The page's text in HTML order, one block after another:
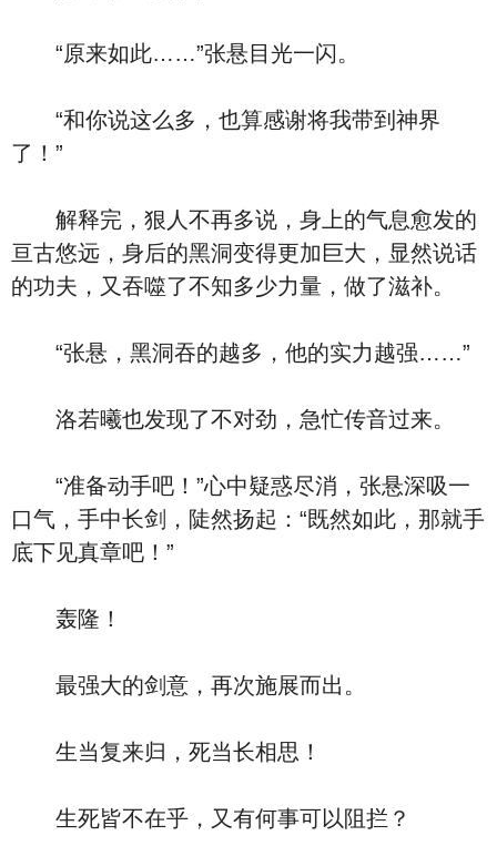
“原来如此……”张悬目光一闪。
“和你说这么多，也算感谢将我带到神界
了！”
解释完，狠人不再多说，身上的气息愈发的
亘古悠远，身后的黑洞变得更加巨大，显然说话
的功夫，又吞噬了不知多少力量，做了滋补。
“张悬，黑洞吞的越多，他的实力越强……”
洛若曦也发现了不对劲，急忙传音过来。
“准备动手吧！”心中疑惑尽消，张悬深吸一
口气，手中长剑，陡然扬起：“既然如此，那就手
底下见真章吧！”
轰隆！
最强大的剑意，再次施展而出。
生当复来归，死当长相思！
生死皆不在乎，又有何事可以阻拦？